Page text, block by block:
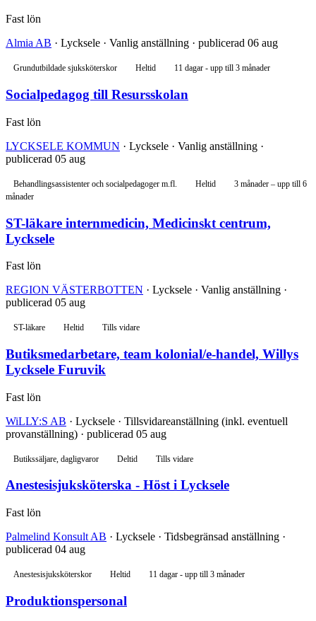
Fast lön
Almia AB · Lycksele · Vanlig anställning · publicerad 06 aug
Grundutbildade sjuksköterskor Heltid 11 dagar - upp till 3 månader
Socialpedagog till Resursskolan
Fast lön
LYCKSELE KOMMUN · Lycksele · Vanlig anställning ·
publicerad 05 aug
Behandlingsassistenter och socialpedagoger m.fl. Heltid
3 månader – upp till 6
månader
ST-läkare internmedicin, Medicinskt centrum,
Lycksele
Fast lön
REGION VÄSTERBOTTEN · Lycksele · Vanlig anställning ·
publicerad 05 aug
ST-läkare Heltid Tills vidare
Butiksmedarbetare, team kolonial/e-handel, Willys
Lycksele Furuvik
Fast lön
WiLLY:S AB · Lycksele · Tillsvidareanställning (inkl. eventuell
provanställning) · publicerad 05 aug
Butikssäljare, dagligvaror Deltid Tills vidare
Anestesisjuksköterska - Höst i Lycksele
Fast lön
Palmelind Konsult AB · Lycksele · Tidsbegränsad anställning ·
publicerad 04 aug
Anestesisjuksköterskor Heltid 11 dagar - upp till 3 månader
Produktionspersonal